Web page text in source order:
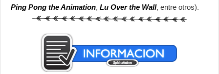
Ping Pong the Animation,Lu Over the Wall, entre otros).